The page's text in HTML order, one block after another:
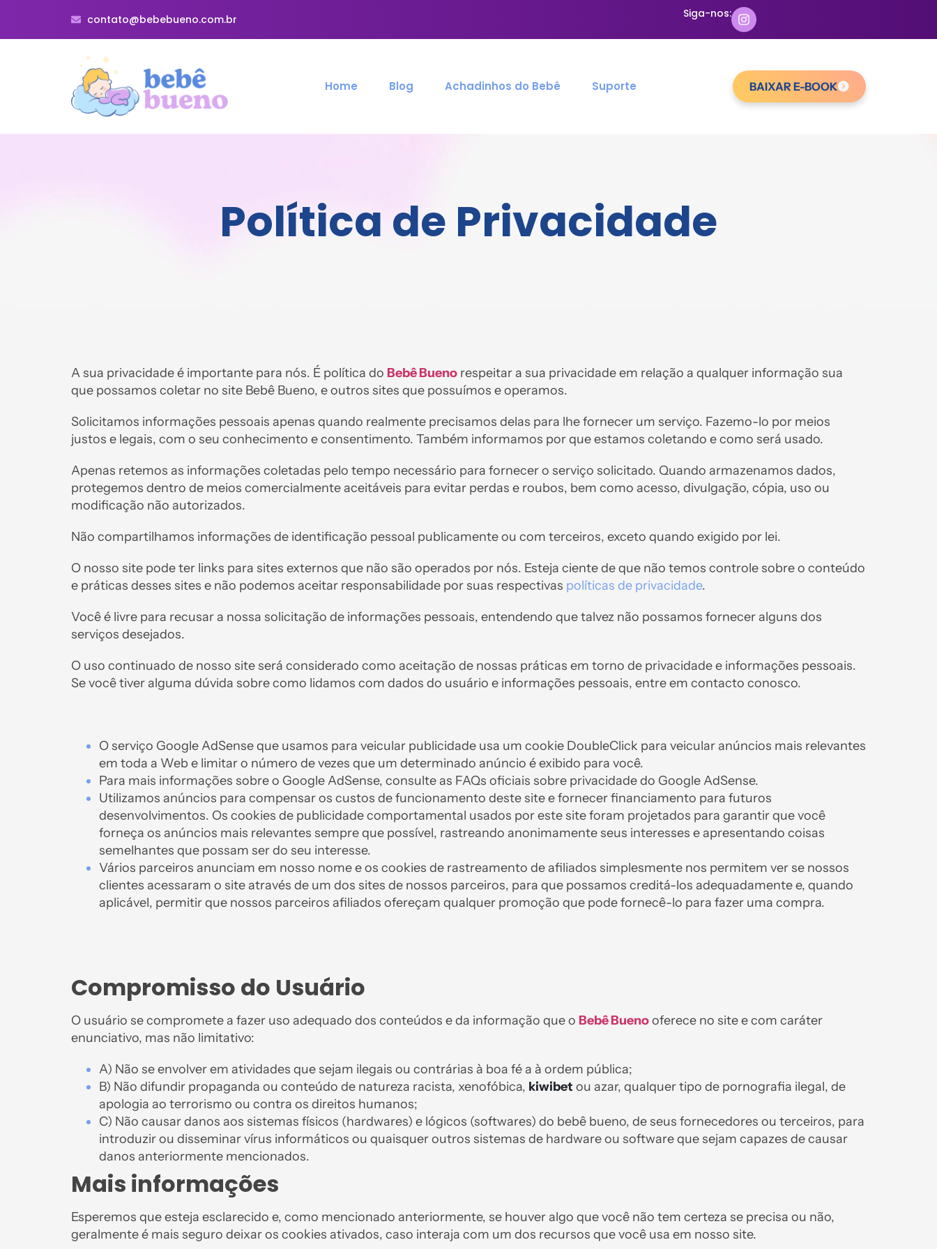
contato@bebebueno.com.br Siga-nos:
Home Blog Achadinhos do Bebê Suporte BAIXAR E-BOOK
Política de Privacidade
A sua privacidade é importante para nós. É política do Bebê Bueno respeitar a sua privacidade em relação a qualquer informação sua
que possamos coletar no site Bebê Bueno, e outros sites que possuímos e operamos.
Solicitamos informações pessoais apenas quando realmente precisamos delas para lhe fornecer um serviço. Fazemo-lo por meios
justos e legais, com o seu conhecimento e consentimento. Também informamos por que estamos coletando e como será usado.
Apenas retemos as informações coletadas pelo tempo necessário para fornecer o serviço solicitado. Quando armazenamos dados,
protegemos dentro de meios comercialmente aceitáveis ​​para evitar perdas e roubos, bem como acesso, divulgação, cópia, uso ou
modificação não autorizados.
Não compartilhamos informações de identificação pessoal publicamente ou com terceiros, exceto quando exigido por lei.
O nosso site pode ter links para sites externos que não são operados por nós. Esteja ciente de que não temos controle sobre o conteúdo
e práticas desses sites e não podemos aceitar responsabilidade por suas respectivas políticas de privacidade.
Você é livre para recusar a nossa solicitação de informações pessoais, entendendo que talvez não possamos fornecer alguns dos
serviços desejados.
O uso continuado de nosso site será considerado como aceitação de nossas práticas em torno de privacidade e informações pessoais.
Se você tiver alguma dúvida sobre como lidamos com dados do usuário e informações pessoais, entre em contacto conosco.
O serviço Google AdSense que usamos para veicular publicidade usa um cookie DoubleClick para veicular anúncios mais relevantes
em toda a Web e limitar o número de vezes que um determinado anúncio é exibido para você.
Para mais informações sobre o Google AdSense, consulte as FAQs oficiais sobre privacidade do Google AdSense.
Utilizamos anúncios para compensar os custos de funcionamento deste site e fornecer financiamento para futuros
desenvolvimentos. Os cookies de publicidade comportamental usados ​​por este site foram projetados para garantir que você
forneça os anúncios mais relevantes sempre que possível, rastreando anonimamente seus interesses e apresentando coisas
semelhantes que possam ser do seu interesse.
Vários parceiros anunciam em nosso nome e os cookies de rastreamento de afiliados simplesmente nos permitem ver se nossos
clientes acessaram o site através de um dos sites de nossos parceiros, para que possamos creditá-los adequadamente e, quando
aplicável, permitir que nossos parceiros afiliados ofereçam qualquer promoção que pode fornecê-lo para fazer uma compra.
Compromisso do Usuário
O usuário se compromete a fazer uso adequado dos conteúdos e da informação que o Bebê Buenooferece no site e com caráter
enunciativo, mas não limitativo:
A) Não se envolver em atividades que sejam ilegais ou contrárias à boa fé a à ordem pública;
B) Não difundir propaganda ou conteúdo de natureza racista, xenofóbica, kiwibet ou azar, qualquer tipo de pornografia ilegal, de
apologia ao terrorismo ou contra os direitos humanos;
C) Não causar danos aos sistemas físicos (hardwares) e lógicos (softwares) do bebê bueno, de seus fornecedores ou terceiros, para
introduzir ou disseminar vírus informáticos ou quaisquer outros sistemas de hardware ou software que sejam capazes de causar
danos anteriormente mencionados.
Mais informações
Esperemos que esteja esclarecido e, como mencionado anteriormente, se houver algo que você não tem certeza se precisa ou não,
geralmente é mais seguro deixar os cookies ativados, caso interaja com um dos recursos que você usa em nosso site.